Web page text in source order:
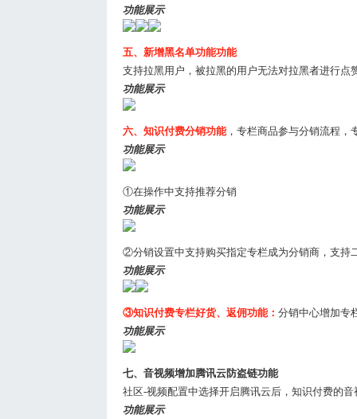
功能展示
五、新增黑名单功能功能
支持拉黑用户，被拉黑的用户无法对拉黑者进行
功能展示
六、知识付费分销功能 ，专栏商品参与分销流程，
功能展示
①在操作中支持推荐分销
功能展示
②分销设置中支持购买指定专栏成为分销商，支持
功能展示
③知识付费专栏好货、返佣功能： 分销中心增加专
功能展示
七、音视频增加腾讯云防盗链功能
社区-视频配置中选择开启腾讯云后，知识付费的
功能展示